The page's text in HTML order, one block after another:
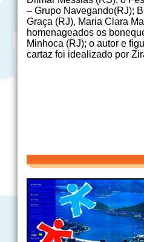
– Grupo Navegando(RJ);
Graça (RJ), Maria Clara
homenageados os
Minhoca (RJ); o autor e
cartaz foi idealizado por